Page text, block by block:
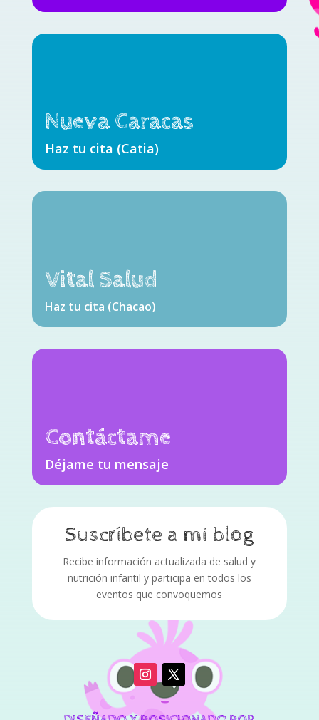
Nueva Caracas
Haz tu cita (Catia)
Vital Salud
Haz tu cita (Chacao)
Contáctame
Déjame tu mensaje
Suscríbete a mi blog
Recibe información actualizada de salud y
nutrición infantil y participa en todos los
eventos que convoquemos